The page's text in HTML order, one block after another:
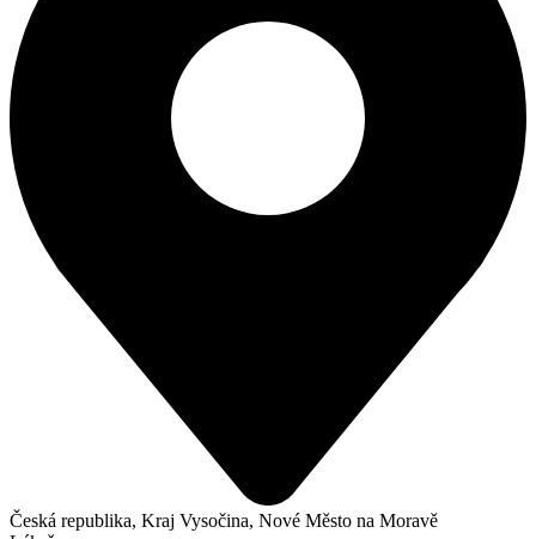
Česká republika, Kraj Vysočina, Nové Město na Moravě